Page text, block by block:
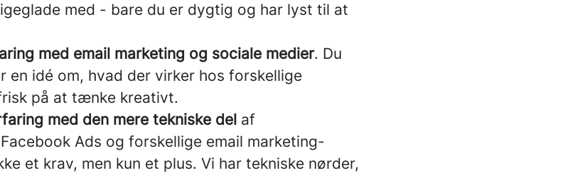
med - bare du er dygtig og har lyst til at
med email marketing og sociale medier. Du
en idé om, hvad der virker hos forskellige
på at tænke kreativt.
med den mere tekniske del af
Ads og forskellige email marketing-
et krav, men kun et plus. Vi har tekniske nørder,